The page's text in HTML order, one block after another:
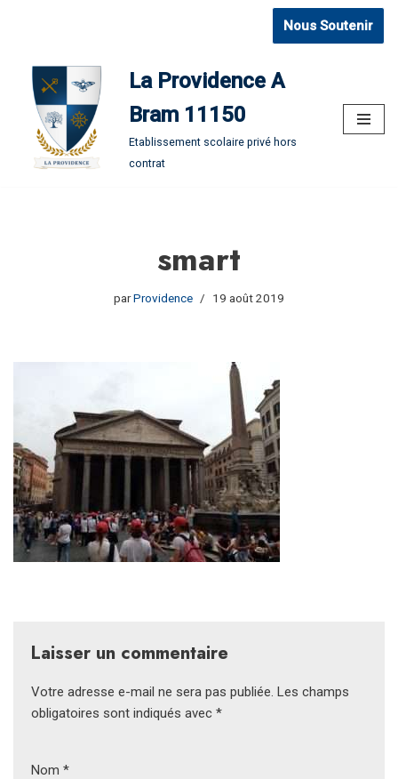
contenu
Nous Soutenir
La Providence A
Bram 11150
Etablissement scolaire privé hors
contrat
smart
parProvidence 19 août 2019
Laisser un commentaire
Votre adresse e-mail ne sera pas publiée. Les champs
obligatoires sont indiqués avec *
Nom *